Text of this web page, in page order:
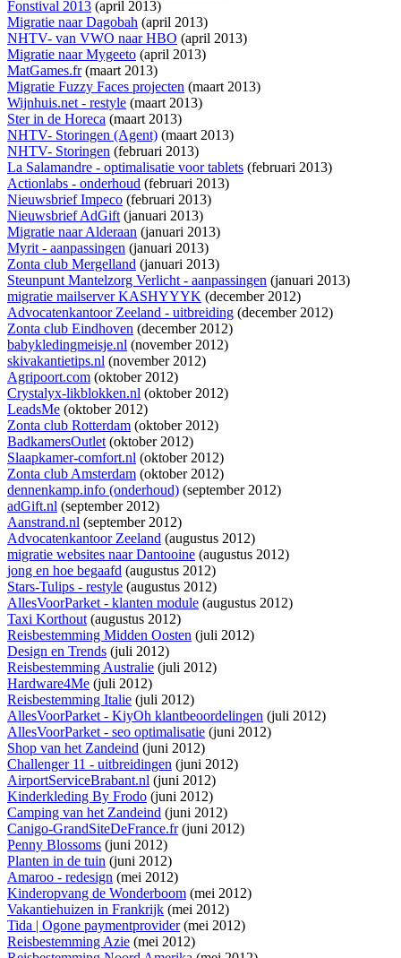
Fonstival 2013 (april 2013)
Migratie naar Dagobah (april 2013)
NHTV- van VWO naar HBO (april 2013)
Migratie naar Mygeeto (april 2013)
MatGames.fr(maart 2013)
Migratie Fuzzy Faces projecten (maart 2013)
Wijnhuis.net - restyle (maart 2013)
Ster in de Horeca (maart 2013)
NHTV- Storingen (Agent) (maart 2013)
NHTV- Storingen (februari 2013)
La Salamandre - optimalisatie voor tablets (februari 2013)
Actionlabs - onderhoud (februari 2013)
Nieuwsbrief Impeco (februari 2013)
Nieuwsbrief AdGift(januari 2013)
Migratie naar Alderaan (januari 2013)
Myrit - aanpassingen (januari 2013)
Zonta club Mergelland (januari 2013)
Steunpunt Mantelzorg Verlicht - aanpassingen (januari 2013)
migratie mailserver KASHYYYK (december 2012)
Advocatenkantoor Zeeland - uitbreiding (december 2012)
Zonta club Eindhoven (december 2012)
babykledingmeisje.nl (november 2012)
skivakantietips.nl (november 2012)
Agripoort.com (oktober 2012)
Crystalyx-likblokken.nl (oktober 2012)
LeadsMe (oktober 2012)
Zonta club Rotterdam (oktober 2012)
BadkamersOutlet(oktober 2012)
Slaapkamer-comfort.nl (oktober 2012)
Zonta club Amsterdam (oktober 2012)
dennenkamp.info (onderhoud) (september 2012)
adGift.nl (september 2012)
Aanstrand.nl (september 2012)
Advocatenkantoor Zeeland (augustus 2012)
migratie websites naar Dantooine (augustus 2012)
jong en hoe begaafd (augustus 2012)
Stars-Tulips - restyle (augustus 2012)
AllesVoorParket - klanten module (augustus 2012)
Taxi Korthout(augustus 2012)
Reisbestemming Midden Oosten (juli 2012)
Design en Trends (juli 2012)
Reisbestemming Australie (juli 2012)
Hardware4Me (juli 2012)
Reisbestemming Italie (juli 2012)
AllesVoorParket - KiyOh klantbeoordelingen (juli 2012)
AllesVoorParket - seo optimalisatie (juni 2012)
Shop van het Zandeind (juni 2012)
Challenger 11 - uitbreidingen (juni 2012)
AirportServiceBrabant.nl (juni 2012)
Kinderkleding By Frodo (juni 2012)
Camping van het Zandeind (juni 2012)
Canigo-GrandSiteDeFrance.fr(juni 2012)
Penny Blossoms (juni 2012)
Planten in de tuin (juni 2012)
Amaroo - redesign (mei 2012)
Kinderopvang de Wonderboom (mei 2012)
Vakantiehuizen in Frankrijk (mei 2012)
Tida | Ogone paymentprovider(mei 2012)
Reisbestemming Azie (mei 2012)